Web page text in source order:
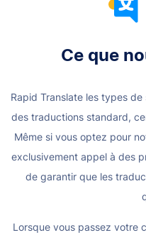
Ce que
Rapid Translate les types
des traductions standard,
Même si vous optez pour
exclusivement appel à des
de garantir que les
Lorsque vous passez votre